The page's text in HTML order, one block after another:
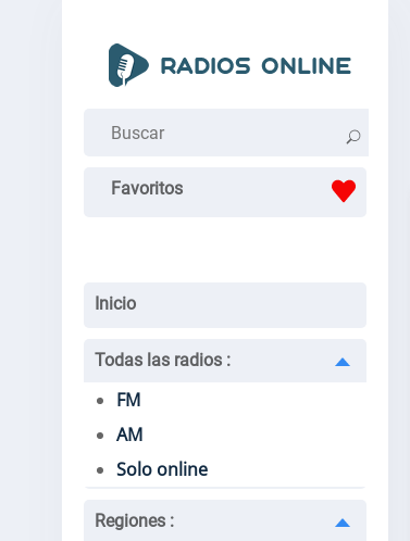
Favoritos
Inicio
Todas las radios :
FM
AM
Solo online
Regiones :